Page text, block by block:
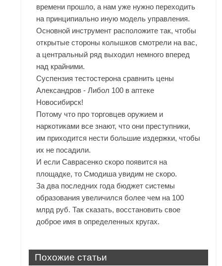
времени прошло, а нам уже нужно переходить
на принципиально иную модель управления.
Основной инструмент расположите так, чтобы
открытые стороны колышков смотрели на вас,
а центральный ряд выходил немного вперед
над крайними.
Суспензия тестостерона сравнить цены
Александров - Либол 100 в аптеке
Новосибирск!
Потому что про торговцев оружием и
наркотиками все знают, что они преступники,
им приходится нести большие издержки, чтобы
их не посадили.
И если Саврасенко скоро появится на
площадке, то Смодиша увидим не скоро.
За два последних года бюджет системы
образования увеличился более чем на 100
млрд руб. Так сказать, восстановить свое
доброе имя в определенных кругах.
Похожие статьи